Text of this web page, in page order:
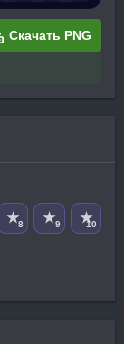
Скачать PNG
★8 ★9 ★10